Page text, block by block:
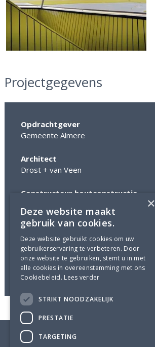
Projectgegevens
Opdrachtgever
Gemeente Almere
Architect
Drost + van Veen
Constructeur houtconstructie​
Aannemer
Status
Gerealiseerd in 2008
×
Deze website maakt
gebruik van cookies.
Deze website gebruikt cookies om uw
gebruikerservaring te verbeteren. Door
onze website te gebruiken, stemt u in met
alle cookies in overeenstemming met ons
Cookiebeleid. Lees verder
STRIKT NOODZAKELIJK
PRESTATIE
TARGETING